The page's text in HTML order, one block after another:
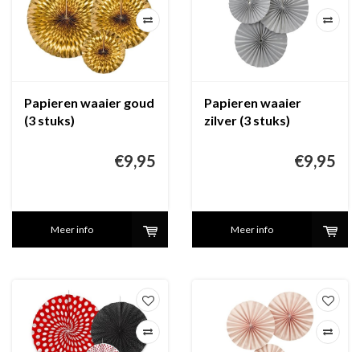
Papieren waaier goud
(3 stuks)
€9,95
Meer info
Papieren waaier
zilver (3 stuks)
€9,95
Meer info